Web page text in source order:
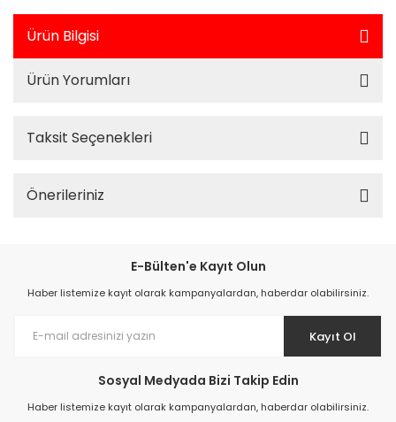
Ürün Bilgisi
Ürün Yorumları
Taksit Seçenekleri
Önerileriniz
E-Bülten'e Kayıt Olun
Haber listemize kayıt olarak kampanyalardan, haberdar olabilirsiniz.
Kayıt Ol
Sosyal Medyada Bizi Takip Edin
Haber listemize kayıt olarak kampanyalardan, haberdar olabilirsiniz.